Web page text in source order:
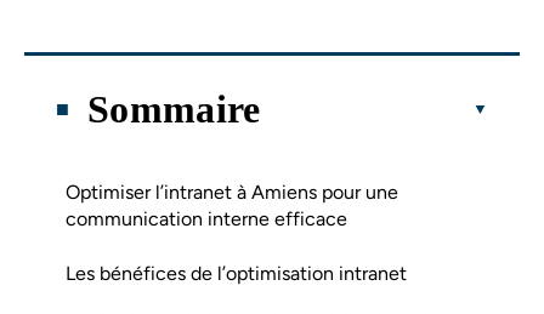
Sommaire
Optimiser l’intranet à Amiens pour une
communication interne efficace
Les bénéfices de l’optimisation intranet